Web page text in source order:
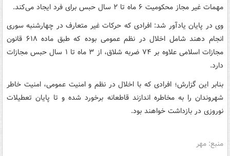
مهمات غیر مجاز محکومیت ۶ ماه تا ۲ سال حبس برای فرد ایجاد می‌کند.
وی در پایان یادآور شد: افرادی که حرکات غیر متعارف در چهارشنبه سوری
انجام دهند شامل اخلال در نظم عمومی بوده که طبق ماده ۶۱۸ قانون
مجازات اسلامی علاوه بر ۷۴ ضربه شلاق، از ۳ ماه تا ۱ سال حبس مجازات
دارد.
بنابر این گزارش؛ افرادی که با اخلال در نظم و امنیت عمومی، امنیت خاطر
شهروندان را به مخاطره اندازند قاطعانه برخورد شده و تا پایان تعطیلات
نوروزی در بازداشت خواهند بود.
منبع: مهر